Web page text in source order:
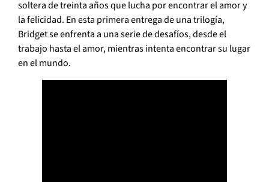
soltera de treinta años que lucha por encontrar el amor y
la felicidad. En esta primera entrega de una trilogía,
Bridget se enfrenta a una serie de desafíos, desde el
trabajo hasta el amor, mientras intenta encontrar su lugar
en el mundo.